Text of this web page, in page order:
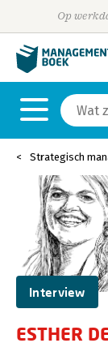
Op
Strategisch
Interview
ESTHER